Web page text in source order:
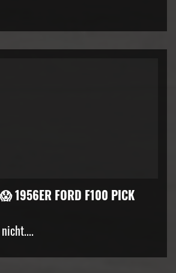
1956ER FORD F100 PICK